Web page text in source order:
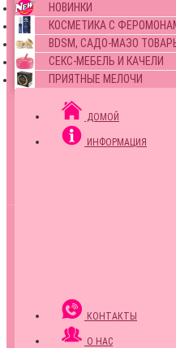
НОВИНКИ
КОСМЕТИКА С
BDSM, САДО-МАЗО
СЕКС-МЕБЕЛЬ И КАЧЕЛИ
ПРИЯТНЫЕ МЕЛОЧИ
ДОМОЙ
ИНФОРМАЦИЯ
КОНТАКТЫ
О НАС